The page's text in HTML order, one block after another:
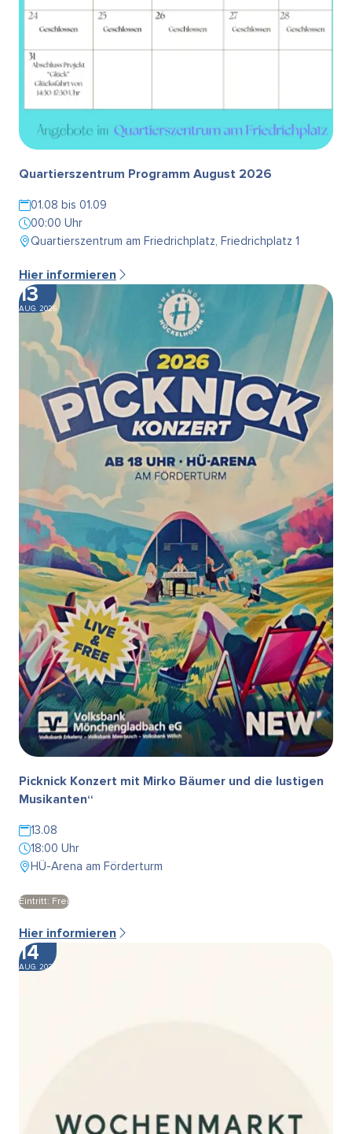
Quartierszentrum Programm August 2026
01.08 bis 01.09
00:00 Uhr
Quartierszentrum am Friedrichplatz, Friedrichplatz 1
Hier informieren
13
AUG. 2026
Picknick Konzert mit Mirko Bäumer und die lustigen
Musikanten“
13.08
18:00 Uhr
HÜ-Arena am Förderturm
Eintritt: Frei
Hier informieren
14
AUG. 2026